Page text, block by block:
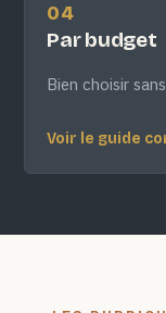
04
Par budget
Bien choisir
Voir le guide